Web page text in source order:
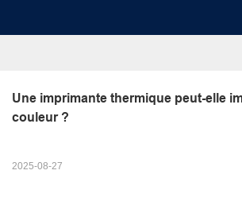
Une imprimante thermique peut-elle
couleur ?
2025-08-27